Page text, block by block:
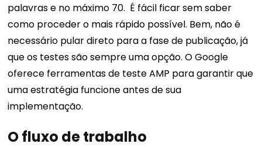
palavras e no máximo 70. É fácil ficar sem saber
como proceder o mais rápido possível. Bem, não é
necessário pular direto para a fase de publicação, já
que os testes são sempre uma opção. O Google
oferece ferramentas de teste AMP para garantir que
uma estratégia funcione antes de sua
implementação.
O fluxo de trabalho